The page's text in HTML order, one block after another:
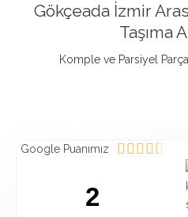
Gökçeada İzmir
Taşıma
Komple ve Parsiyel
Google Puanımız     
2